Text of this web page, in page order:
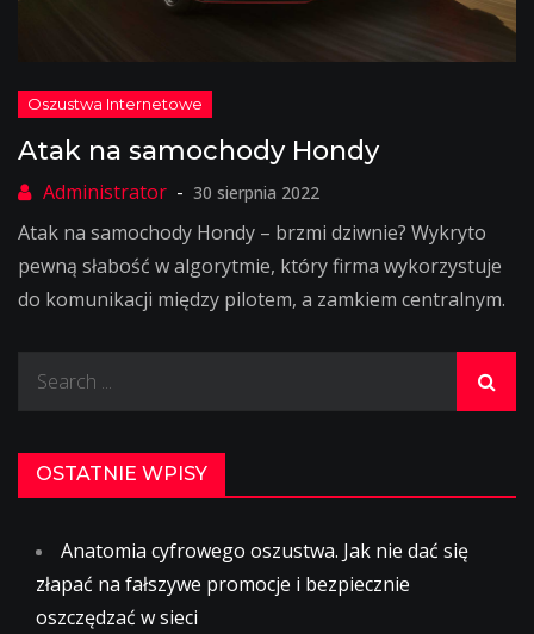
Atak na samochody Hondy
30 sierpnia 2022
Atak na samochody Hondy – brzmi dziwnie? Wykryto
pewną słabość w algorytmie, który firma wykorzystuje
do komunikacji między pilotem, a zamkiem centralnym.
OSTATNIE WPISY
Anatomia cyfrowego oszustwa. Jak nie dać się
złapać na fałszywe promocje i bezpiecznie
oszczędzać w sieci